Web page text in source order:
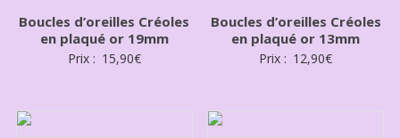
Boucles d’oreilles Créoles
en plaqué or 19mm
Prix : 15,90€
Boucles d’oreilles Créoles
en plaqué or 13mm
Prix : 12,90€